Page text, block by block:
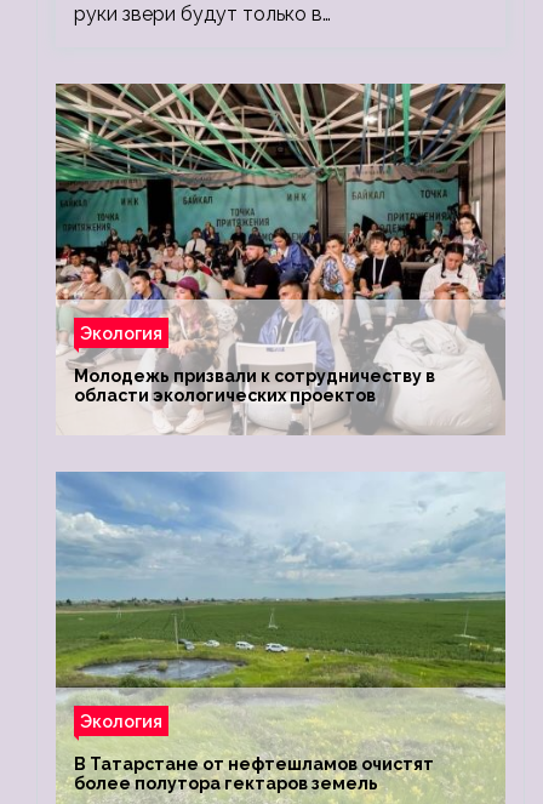
руки звери будут только в…
Экология
Молодежь призвали к сотрудничеству в
области экологических проектов
Экология
В Татарстане от нефтешламов очистят
более полутора гектаров земель